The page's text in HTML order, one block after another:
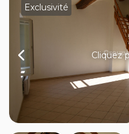
Nos métiers
L'agence
Contact
Extranet
Exclusivité
Cliquez